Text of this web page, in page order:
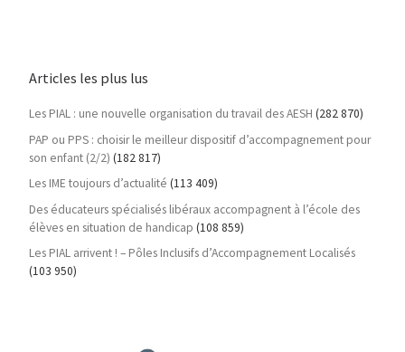
Articles les plus lus
Les PIAL : une nouvelle organisation du travail des AESH (282 870)
PAP ou PPS : choisir le meilleur dispositif d’accompagnement pour
son enfant (2/2) (182 817)
Les IME toujours d’actualité (113 409)
Des éducateurs spécialisés libéraux accompagnent à l’école des
élèves en situation de handicap (108 859)
Les PIAL arrivent ! – Pôles Inclusifs d’Accompagnement Localisés
(103 950)